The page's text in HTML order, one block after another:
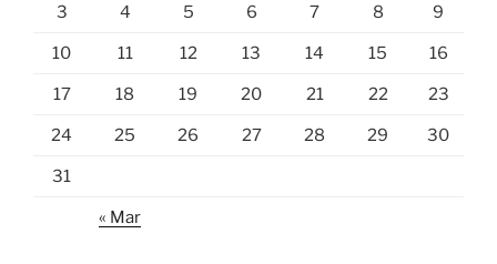
3 4 5 6 7 8 9
10 11 12 13 14 15 16
17 18 19 20 21 22 23
24 25 26 27 28 29 30
31
« Mar